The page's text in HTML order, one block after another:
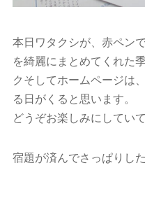
本日ワタクシが、赤ペン
を綺麗にまとめてくれた
クそしてホームページは
る日がくると思います。
どうぞお楽しみにしてい
宿題が済んでさっぱりし